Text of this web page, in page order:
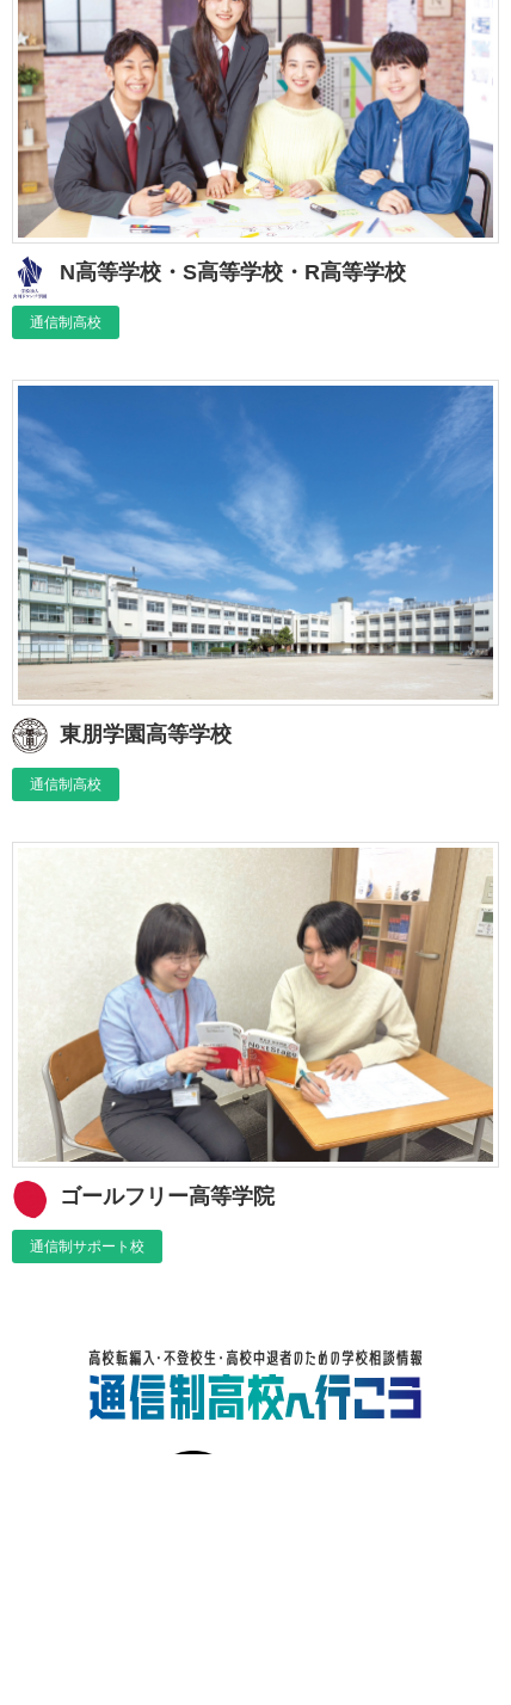
N高等学校・S高等学校・R高等学校
通信制高校
東朋学園高等学校
通信制高校
ゴールフリー高等学院
通信制サポート校